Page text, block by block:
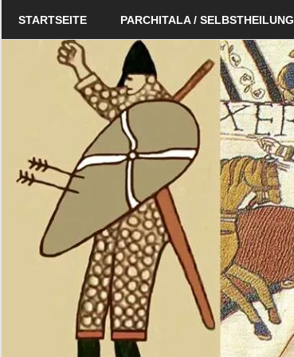
Schildverlag
STARTSEITE PARCHITALA / SELBSTHEILUNG